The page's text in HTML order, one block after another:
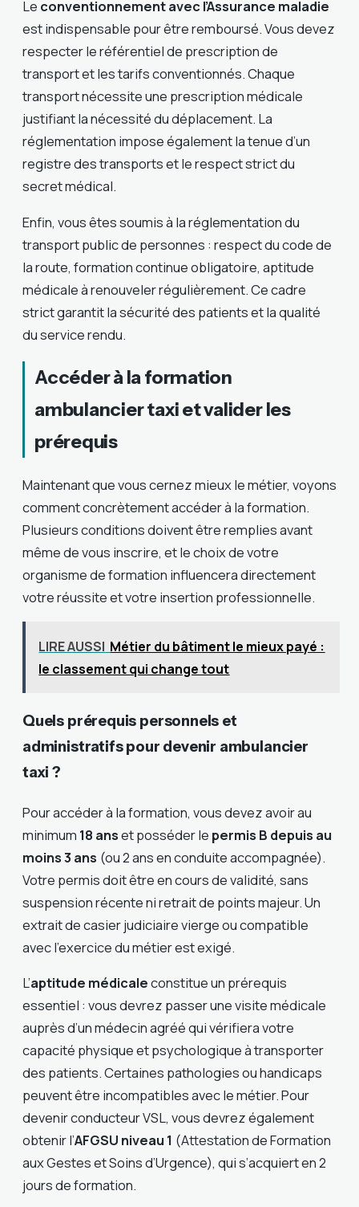
Le conventionnement avec l’Assurance maladie
est indispensable pour être remboursé. Vous devez
respecter le référentiel de prescription de
transport et les tarifs conventionnés. Chaque
transport nécessite une prescription médicale
justifiant la nécessité du déplacement. La
réglementation impose également la tenue d’un
registre des transports et le respect strict du
secret médical.
Enfin, vous êtes soumis à la réglementation du
transport public de personnes : respect du code de
la route, formation continue obligatoire, aptitude
médicale à renouveler régulièrement. Ce cadre
strict garantit la sécurité des patients et la qualité
du service rendu.
Accéder à la formation
ambulancier taxi et valider les
prérequis
Maintenant que vous cernez mieux le métier, voyons
comment concrètement accéder à la formation.
Plusieurs conditions doivent être remplies avant
même de vous inscrire, et le choix de votre
organisme de formation influencera directement
votre réussite et votre insertion professionnelle.
LIRE AUSSI Métier du bâtiment le mieux payé :
le classement qui change tout
Quels prérequis personnels et
administratifs pour devenir ambulancier
taxi ?
Pour accéder à la formation, vous devez avoir au
minimum 18 anset posséder le permis B depuis au
moins 3 ans (ou 2 ans en conduite accompagnée).
Votre permis doit être en cours de validité, sans
suspension récente ni retrait de points majeur. Un
extrait de casier judiciaire vierge ou compatible
avec l’exercice du métier est exigé.
L’aptitude médicaleconstitue un prérequis
essentiel : vous devrez passer une visite médicale
auprès d’un médecin agréé qui vérifiera votre
capacité physique et psychologique à transporter
des patients. Certaines pathologies ou handicaps
peuvent être incompatibles avec le métier. Pour
devenir conducteur VSL, vous devrez également
obtenir l’AFGSU niveau 1 (Attestation de Formation
aux Gestes et Soins d’Urgence), qui s’acquiert en 2
jours de formation.